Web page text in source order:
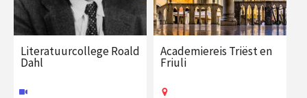
Literatuurcollege Roald
Dahl
Academiereis Triëst en
Friuli